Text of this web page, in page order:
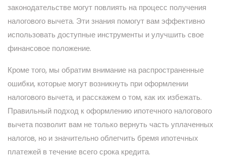
законодательстве могут повлиять на процесс получения
налогового вычета. Эти знания помогут вам эффективно
использовать доступные инструменты и улучшить свое
финансовое положение.
Кроме того, мы обратим внимание на распространенные
ошибки, которые могут возникнуть при оформлении
налогового вычета, и расскажем о том, как их избежать.
Правильный подход к оформлению ипотечного налогового
вычета позволит вам не только вернуть часть уплаченных
налогов, но и значительно облегчить бремя ипотечных
платежей в течение всего срока кредита.